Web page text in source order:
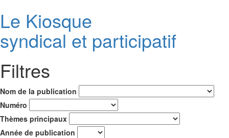
Le Kiosque
syndical et participatif
Filtres
Nom de la publication
Numéro
Thèmes principaux
Année de publication